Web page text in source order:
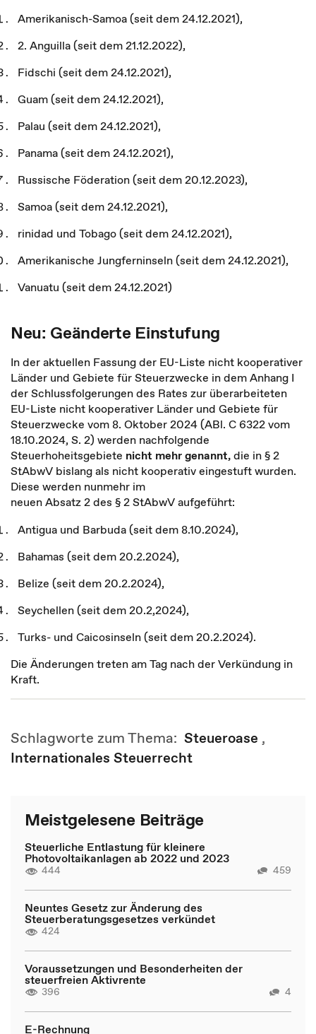
Amerikanisch-Samoa (seit dem 24.12.2021),
2. Anguilla (seit dem 21.12.2022),
Fidschi (seit dem 24.12.2021),
Guam (seit dem 24.12.2021),
Palau (seit dem 24.12.2021),
Panama (seit dem 24.12.2021),
Russische Föderation (seit dem 20.12.2023),
Samoa (seit dem 24.12.2021),
rinidad und Tobago (seit dem 24.12.2021),
Amerikanische Jungferninseln (seit dem 24.12.2021),
Vanuatu (seit dem 24.12.2021)
Neu: Geänderte Einstufung
In der aktuellen Fassung der EU-Liste nicht kooperativer
Länder und Gebiete für Steuerzwecke in dem Anhang I
der Schlussfolgerungen des Rates zur überarbeiteten
EU-Liste nicht kooperativer Länder und Gebiete für
Steuerzwecke vom 8. Oktober 2024 (ABl. C 6322 vom
18.10.2024, S. 2) werden nachfolgende
Steuerhoheitsgebiete nicht mehr genannt,die in § 2
StAbwV bislang als nicht kooperativ eingestuft wurden.
Diese werden nunmehr im
neuen Absatz 2 des § 2 StAbwV aufgeführt:
Antigua und Barbuda (seit dem 8.10.2024),
Bahamas (seit dem 20.2.2024),
Belize (seit dem 20.2.2024),
Seychellen (seit dem 20.2,2024),
Turks- und Caicosinseln (seit dem 20.2.2024).
Die Änderungen treten am Tag nach der Verkündung in
Kraft.
Schlagworte zum Thema: Steueroase ,
Internationales Steuerrecht
Meistgelesene Beiträge
Steuerliche Entlastung für kleinere
Photovoltaikanlagen ab 2022 und 2023
444 459
Neuntes Gesetz zur Änderung des
Steuerberatungsgesetzes verkündet
424
Voraussetzungen und Besonderheiten der
steuerfreien Aktivrente
396 4
E-Rechnung